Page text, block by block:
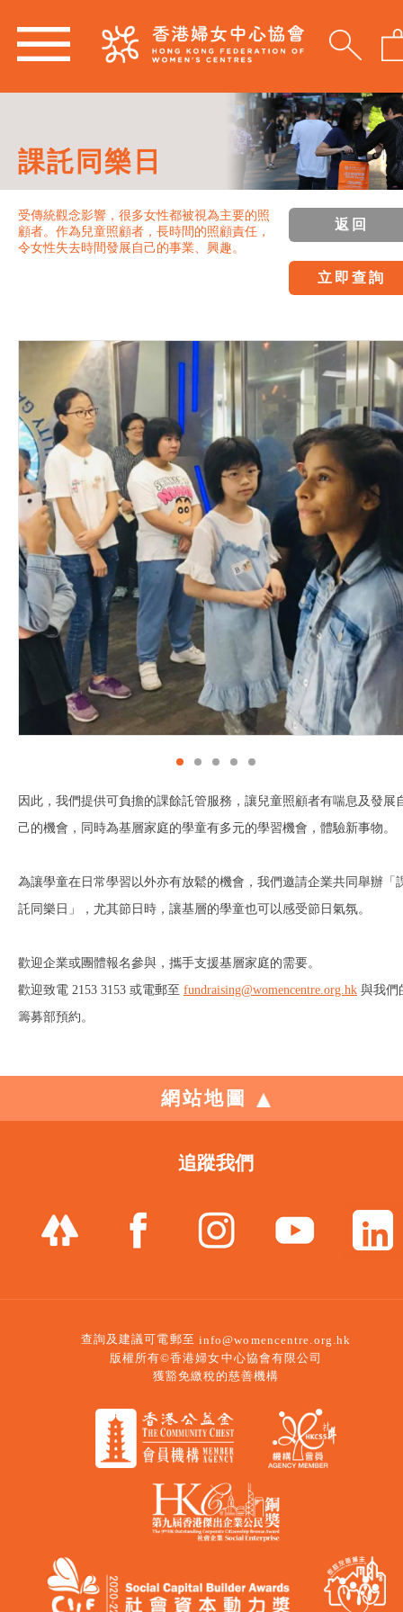
課託同樂日
受傳統觀念影響，很多女性都被視為主要的照
顧者。作為兒童照顧者，長時間的照顧責任，
令女性失去時間發展自己的事業、興趣。
返回
立即查詢
因此，我們提供可負擔的課餘託管服務，讓兒童照顧者有喘息及發展
己的機會，同時為基層家庭的學童有多元的學習機會，體驗新事物。
為讓學童在日常學習以外亦有放鬆的機會，我們邀請企業共同舉辦「
託同樂日」，尤其節日時，讓基層的學童也可以感受節日氣氛。
歡迎企業或團體報名參與，攜手支援基層家庭的需要。
歡迎致電 2153 3153 或電郵至 fundraising@womencentre.org.hk 與我們
籌募部預約。
網站地圖
追蹤我們
查詢及建議可電郵至 info@womencentre.org.hk
版權所有©香港婦女中心協會有限公司
獲豁免繳稅的慈善機構